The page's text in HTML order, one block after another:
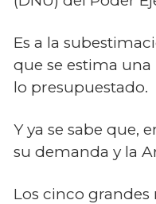
Es a la
que se estima
lo presupuestado.
Y ya se sabe que,
su demanda y la
Los cinco grandes